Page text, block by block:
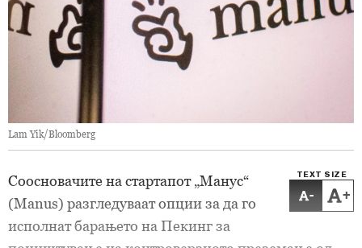
Lam Yik/Bloomberg
TEXT SIZE
- +
Соосновачите на стартапот „Манус“
(Manus) разгледуваат опции за да го
исполнат барањето на Пекинг за